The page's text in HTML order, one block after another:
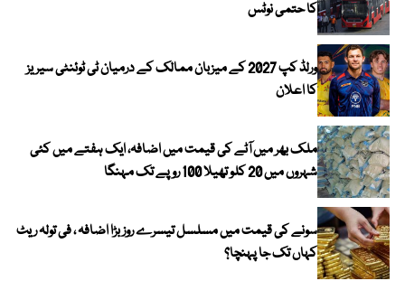
کا حتمی نوٹس
ورلڈ کپ 2027 کے میزبان ممالک کے درمیان ٹی ٹوئنٹی سیریز
کا اعلان
ملک بھر میں آٹے کی قیمت میں اضافہ، ایک ہفتے میں کئی
شہروں میں 20 کلو تھیلا 100 روپے تک مہنگا
سونے کی قیمت میں مسلسل تیسرے روز بڑا اضافہ ، فی تولہ ریٹ
کہاں تک جا پہنچا؟